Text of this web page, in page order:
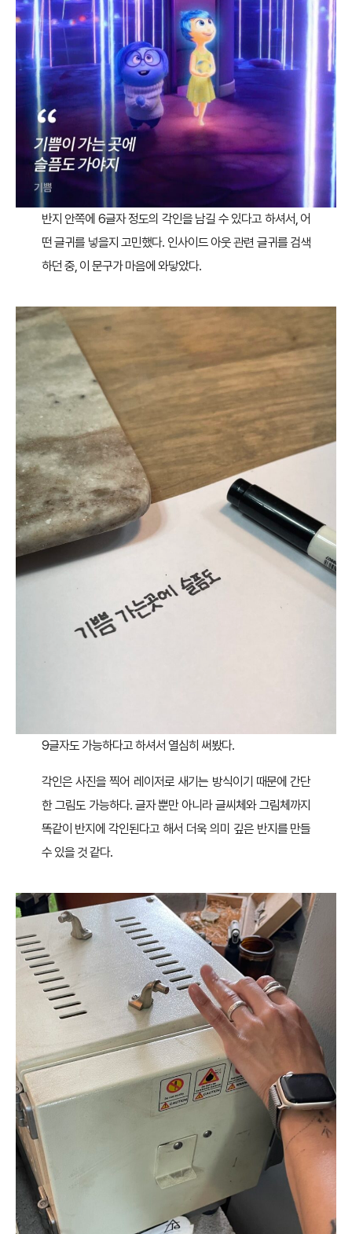
반지 안쪽에 6글자 정도의 각인을 남길 수 있다고 하셔서, 어
떤 글귀를 넣을지 고민했다. 인사이드 아웃 관련 글귀를 검색
하던 중, 이 문구가 마음에 와닿았다.
9글자도 가능하다고 하셔서 열심히 써봤다.
각인은 사진을 찍어 레이저로 새기는 방식이기 때문에 간단
한 그림도 가능하다. 글자 뿐만 아니라 글씨체와 그림체까지
똑같이 반지에 각인된다고 해서 더욱 의미 깊은 반지를 만들
수 있을 것 같다.